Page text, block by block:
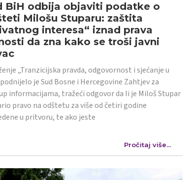
BiH odbija objaviti podatke o
Milošu Stuparu: zaštita
interesa“ iznad prava
da zna kako se troši javni
„Tranzicijska pravda, odgovornost i sjećanje u
je Sud Bosne i Hercegovine Zahtjev za
informacijama, tražeći odgovor da li je Miloš Stupar
pravo na odštetu za više od četiri godine
u pritvoru, te ako jeste
Pročitaj više...